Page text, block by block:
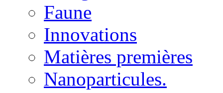
Faune
Innovations
Matières premières
Nanoparticules.